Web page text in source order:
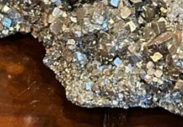
Se kurvKasse